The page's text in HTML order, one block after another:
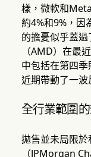
樣，微軟和
約4%和9%，因
的擔憂似乎蓋
（AMD）在最
中包括在第四
近期帶動了一波
全行業範圍
拋售並未局限
（JPMorgan